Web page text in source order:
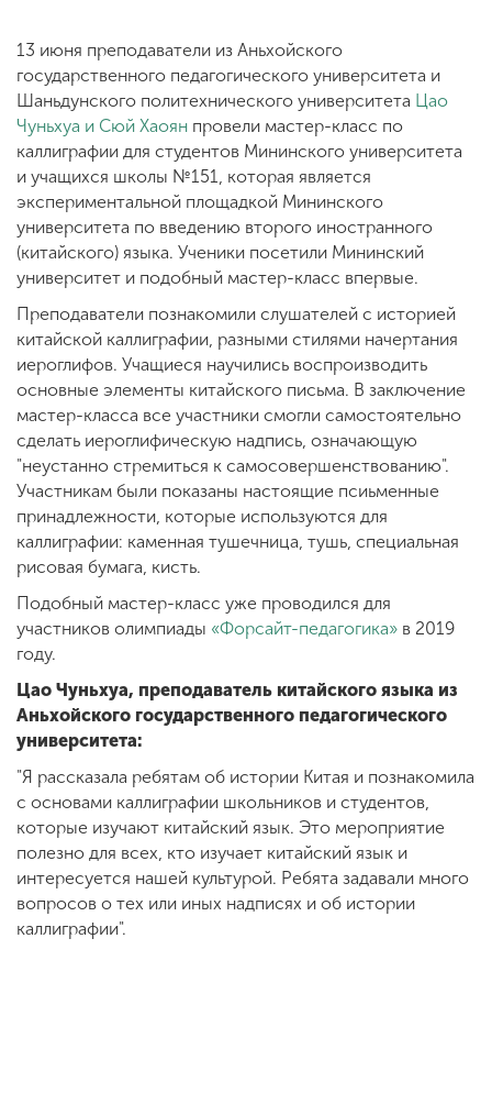
13 июня преподаватели из Аньхойского
государственного педагогического университета и
Шаньдунского политехнического университета Цао
Чуньхуа и Сюй Хаоян провели мастер-класс по
каллиграфии для студентов Мининского университета
и учащихся школы №151, которая является
экспериментальной площадкой Мининского
университета по введению второго иностранного
(китайского) языка. Ученики посетили Мининский
университет и подобный мастер-класс впервые.
Преподаватели познакомили слушателей с историей
китайской каллиграфии, разными стилями начертания
иероглифов. Учащиеся научились воспроизводить
основные элементы китайского письма. В заключение
мастер-класса все участники смогли самостоятельно
сделать иероглифическую надпись, означающую
"неустанно стремиться к самосовершенствованию".
Участникам были показаны настоящие псиьменные
принадлежности, которые используются для
каллиграфии: каменная тушечница, тушь, специальная
рисовая бумага, кисть.
Подобный мастер-класс уже проводился для
участников олимпиады «Форсайт-педагогика» в 2019
году.
Цао Чуньхуа, преподаватель китайского языка из
Аньхойского государственного педагогического
университета:
"Я рассказала ребятам об истории Китая и познакомила
с основами каллиграфии школьников и студентов,
которые изучают китайский язык. Это мероприятие
полезно для всех, кто изучает китайский язык и
интересуется нашей культурой. Ребята задавали много
вопросов о тех или иных надписях и об истории
каллиграфии".